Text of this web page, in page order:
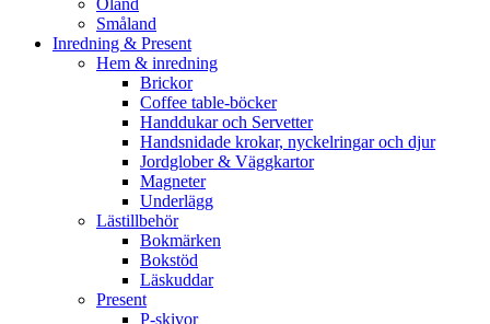
Öland
Småland
Inredning & Present
Hem & inredning
Brickor
Coffee table-böcker
Handdukar och Servetter
Handsnidade krokar, nyckelringar och djur
Jordglober & Väggkartor
Magneter
Underlägg
Lästillbehör
Bokmärken
Bokstöd
Läskuddar
Present
P-skivor